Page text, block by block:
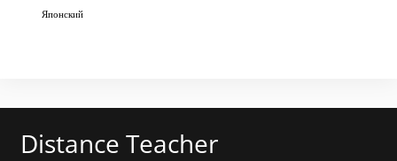
Японский
Distance Teacher